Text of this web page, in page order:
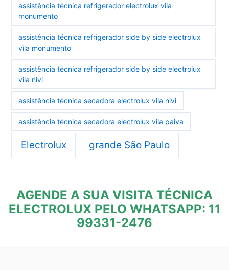
assistência técnica refrigerador electrolux vila
monumento
assistência técnica refrigerador side by side electrolux
vila monumento
assistência técnica refrigerador side by side electrolux
vila nivi
assistência técnica secadora electrolux vila nivi
assistência técnica secadora electrolux vila paiva
Electrolux grande São Paulo
AGENDE A SUA VISITA TÉCNICA
ELECTROLUX PELO WHATSAPP: 11
99331-2476